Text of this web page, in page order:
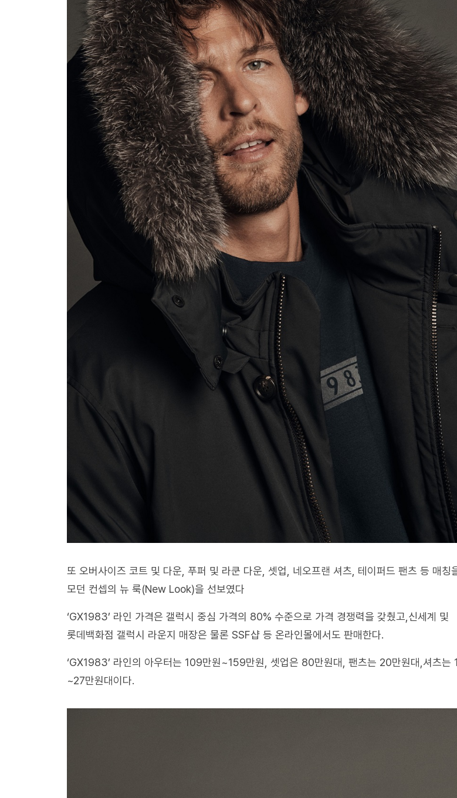
또 오버사이즈 코트 및 다운, 푸퍼 및 라쿤 다운, 셋업, 네오프랜 셔츠, 테이퍼드 팬츠 등 매칭
모던 컨셉의 뉴 룩(New Look)을 선보였다
‘GX1983’ 라인 가격은 갤럭시 중심 가격의 80% 수준으로 가격 경쟁력을 갖췄고,신세계 및
롯데백화점 갤럭시 라운지 매장은 물론 SSF샵 등 온라인몰에서도 판매한다.
‘GX1983’ 라인의 아우터는 109만원~159만원, 셋업은 80만원대, 팬츠는 20만원대,셔츠는
~27만원대이다.